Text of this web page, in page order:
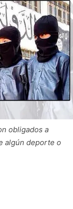
obligados a
algún deporte o